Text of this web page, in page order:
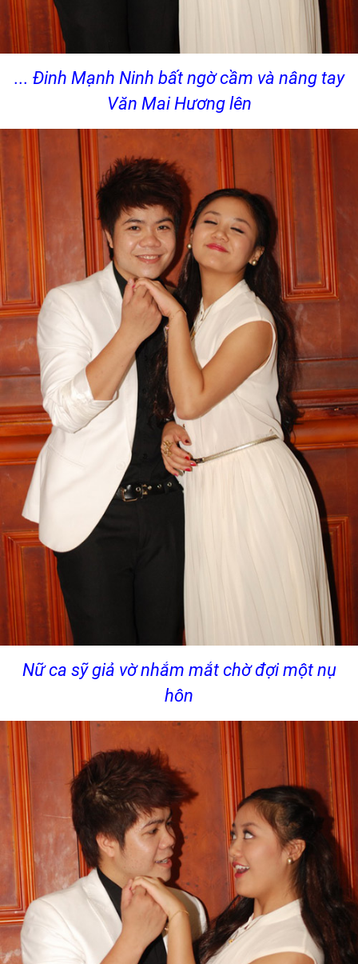
... Đinh Mạnh Ninh bất ngờ cầm và nâng tay
Văn Mai Hương lên
Nữ ca sỹ giả vờ nhắm mắt chờ đợi một nụ
hôn